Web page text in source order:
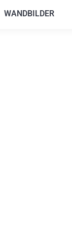
WANDBILDER
WANDBILDER